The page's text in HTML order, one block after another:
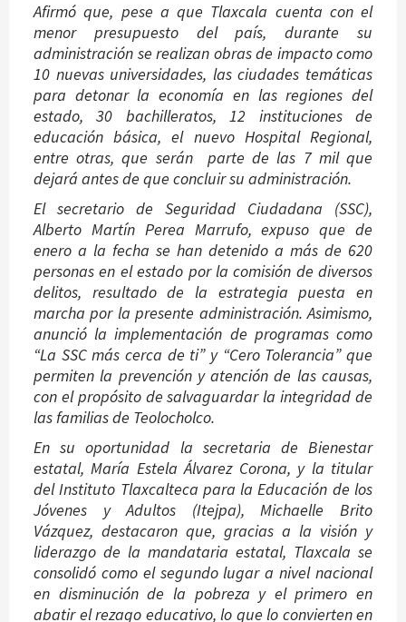
Afirmó que, pese a que Tlaxcala cuenta con el
menor presupuesto del país, durante su
administración se realizan obras de impacto como
10 nuevas universidades, las ciudades temáticas
para detonar la economía en las regiones del
estado, 30 bachilleratos, 12 instituciones de
educación básica, el nuevo Hospital Regional,
entre otras, que serán parte de las 7 mil que
dejará antes de que concluir su administración.
El secretario de Seguridad Ciudadana (SSC),
Alberto Martín Perea Marrufo, expuso que de
enero a la fecha se han detenido a más de 620
personas en el estado por la comisión de diversos
delitos, resultado de la estrategia puesta en
marcha por la presente administración. Asimismo,
anunció la implementación de programas como
“La SSC más cerca de ti” y “Cero Tolerancia” que
permiten la prevención y atención de las causas,
con el propósito de salvaguardar la integridad de
las familias de Teolocholco.
En su oportunidad la secretaria de Bienestar
estatal, María Estela Álvarez Corona, y la titular
del Instituto Tlaxcalteca para la Educación de los
Jóvenes y Adultos (Itejpa), Michaelle Brito
Vázquez, destacaron que, gracias a la visión y
liderazgo de la mandataria estatal, Tlaxcala se
consolidó como el segundo lugar a nivel nacional
en disminución de la pobreza y el primero en
abatir el rezago educativo, lo que lo convierten en